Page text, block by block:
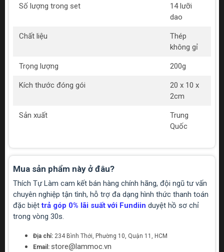
Số lượng trong set
14 lưỡi
dao
Chất liệu
Thép
không gỉ
Trọng lượng 200g
Kích thước đóng gói
20 x 10 x
2cm
Sản xuất
Trung
Quốc
Mua sản phẩm này ở đâu?
Thích Tự Làm cam kết bán hàng chính hãng, đội ngũ tư vấn
chuyên nghiệp tận tình, hỗ trợ đa dạng hình thức thanh toán
đặc biệttrả góp 0% lãi suất với Fundiin duyệt hồ sơ chỉ
trong vòng 30s.
Địa chỉ: 234 Bình Thới, Phường 10, Quận 11, HCM
Email: store@lammoc.vn